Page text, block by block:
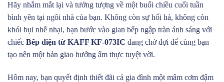
Hãy nhắm mắt lại và tưởng tượng về một buổi chiều cuối tuần
bình yên tại ngôi nhà của bạn. Không còn sự hối hả, không còn
khói bụi nhễ nhại, bạn bước vào gian bếp ngập tràn ánh sáng với
chiếc Bếp điện từ KAFF KF-073IC đang chờ đợi để cùng bạn
tạo nên một bản giao hưởng ẩm thực tuyệt vời.
Hôm nay, bạn quyết định thiết đãi cả gia đình một mâm cơm đậm